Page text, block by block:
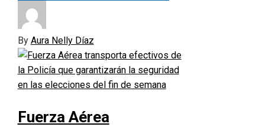
By Aura Nelly Díaz
Fuerza Aérea